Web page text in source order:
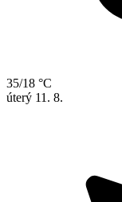
35/18 °C
úterý 11. 8.